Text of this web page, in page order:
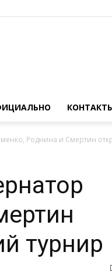
газеты
Роднина и Смертин
турнир